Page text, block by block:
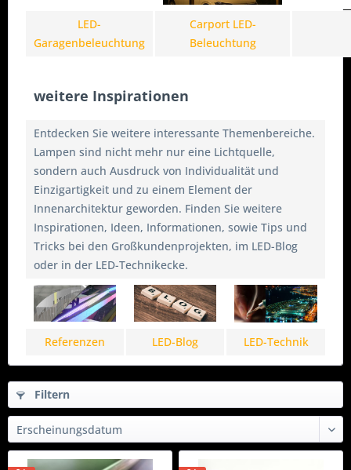
LED-
Garagenbeleuchtung
Carport LED-
Beleuchtung
weitere Inspirationen
Entdecken Sie weitere interessante Themenbereiche.
Lampen sind nicht mehr nur eine Lichtquelle,
sondern auch Ausdruck von Individualität und
Einzigartigkeit und zu einem Element der
Innenarchitektur geworden. Finden Sie weitere
Inspirationen, Ideen, Informationen, sowie Tips und
Tricks bei den Großkundenprojekten, im LED-Blog
oder in der LED-Technikecke.
Referenzen LED-Blog LED-Technik
Filtern